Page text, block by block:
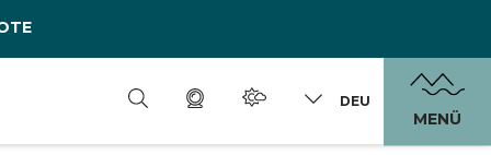
DEU
MENÜ